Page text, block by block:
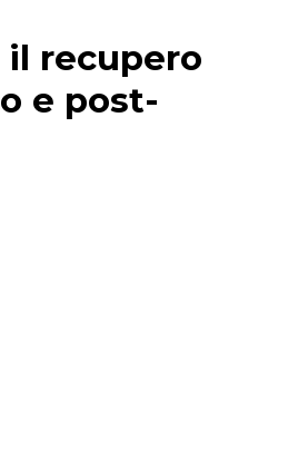
recupero
e post-